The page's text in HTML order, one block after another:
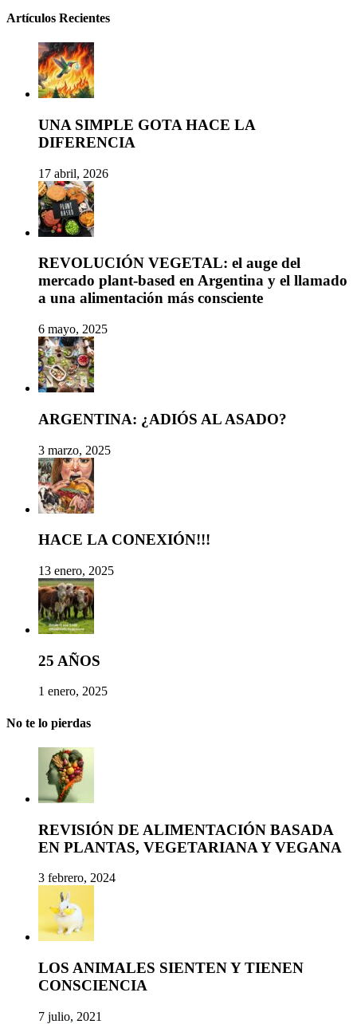
Artículos Recientes
UNA SIMPLE GOTA HACE LA
DIFERENCIA
17 abril, 2026
REVOLUCIÓN VEGETAL: el auge del
mercado plant-based en Argentina y el llamado
a una alimentación más consciente
6 mayo, 2025
ARGENTINA: ¿ADIÓS AL ASADO?
3 marzo, 2025
HACE LA CONEXIÓN!!!
13 enero, 2025
25 AÑOS
1 enero, 2025
No te lo pierdas
REVISIÓN DE ALIMENTACIÓN BASADA
EN PLANTAS, VEGETARIANA Y VEGANA
3 febrero, 2024
LOS ANIMALES SIENTEN Y TIENEN
CONSCIENCIA
7 julio, 2021